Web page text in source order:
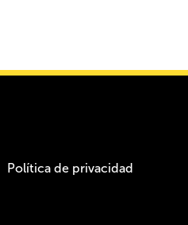
Política de privacidad